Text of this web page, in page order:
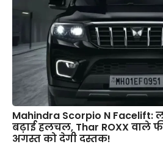
Mahindra Scorpio N Facelift:
बढ़ाई हलचल, Thar ROXX वाले
अगस्त को देगी दस्तक!